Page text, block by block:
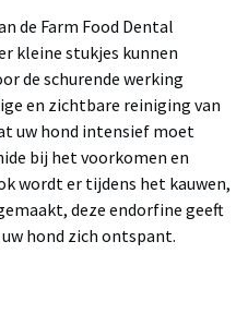
de Farm Food Dental
kleine stukjes kunnen
de schurende werking
en zichtbare reiniging van
uw hond intensief moet
bij het voorkomen en
wordt er tijdens het kauwen,
deze endorfine geeft
hond zich ontspant.